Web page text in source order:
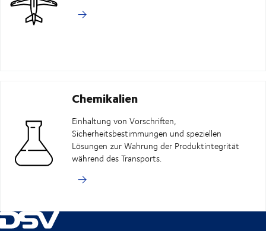
Chemikalien
Einhaltung von Vorschriften,
Sicherheitsbestimmungen und speziellen
Lösungen zur Wahrung der Produktintegrität
während des Transports.